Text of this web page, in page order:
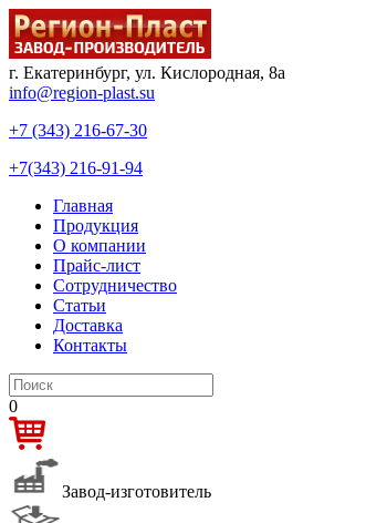
г. Екатеринбург, ул. Кислородная, 8а
info@region-plast.su
+7 (343) 216-67-30
+7(343) 216-91-94
Главная
Продукция
О компании
Прайс-лист
Сотрудничество
Статьи
Доставка
Контакты
0
Завод-изготовитель